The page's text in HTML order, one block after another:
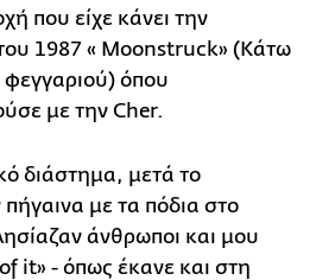
που είχε κάνει την
του 1987 « Moonstruck» (Κάτω
όπου
με την Cher.
διάστημα, μετά το
με τα πόδια στο
άνθρωποι και μου
it» - όπως έκανε και στη